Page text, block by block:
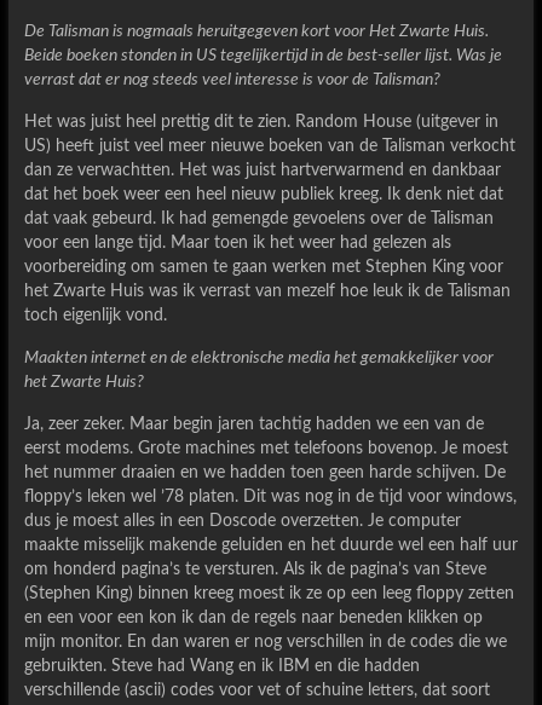
De Talisman is nogmaals heruitgegeven kort voor Het Zwarte Huis.
Beide boeken stonden in US tegelijkertijd in de best-seller lijst. Was je
verrast dat er nog steeds veel interesse is voor de Talisman?
Het was juist heel prettig dit te zien. Random House (uitgever in
US) heeft juist veel meer nieuwe boeken van de Talisman verkocht
dan ze verwachtten. Het was juist hartverwarmend en dankbaar
dat het boek weer een heel nieuw publiek kreeg. Ik denk niet dat
dat vaak gebeurd. Ik had gemengde gevoelens over de Talisman
voor een lange tijd. Maar toen ik het weer had gelezen als
voorbereiding om samen te gaan werken met Stephen King voor
het Zwarte Huis was ik verrast van mezelf hoe leuk ik de Talisman
toch eigenlijk vond.
Maakten internet en de elektronische media het gemakkelijker voor
het Zwarte Huis?
Ja, zeer zeker. Maar begin jaren tachtig hadden we een van de
eerst modems. Grote machines met telefoons bovenop. Je moest
het nummer draaien en we hadden toen geen harde schijven. De
floppy’s leken wel ’78 platen. Dit was nog in de tijd voor windows,
dus je moest alles in een Doscode overzetten. Je computer
maakte misselijk makende geluiden en het duurde wel een half uur
om honderd pagina’s te versturen. Als ik de pagina’s van Steve
(Stephen King) binnen kreeg moest ik ze op een leeg floppy zetten
en een voor een kon ik dan de regels naar beneden klikken op
mijn monitor. En dan waren er nog verschillen in de codes die we
gebruikten. Steve had Wang en ik IBM en die hadden
verschillende (ascii) codes voor vet of schuine letters, dat soort